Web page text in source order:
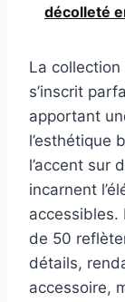
décolleté
La
s’inscrit
apportant
l’esthétique
l’accent sur
incarnent
accessibles.
de 50
détails,
accessoire,